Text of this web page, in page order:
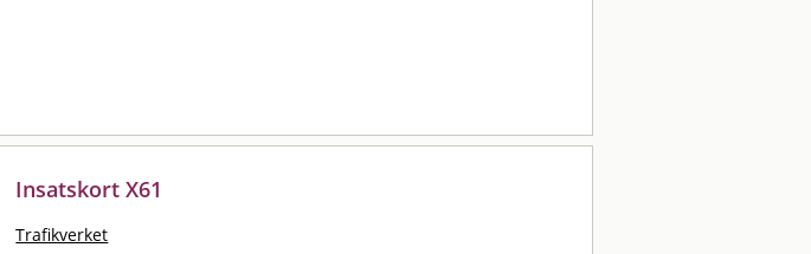
Insatskort X61
Trafikverket